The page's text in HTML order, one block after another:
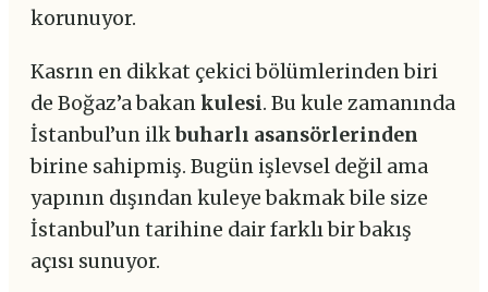
korunuyor.
Kasrın en dikkat çekici bölümlerinden biri
de Boğaz’a bakankulesi. Bu kule zamanında
İstanbul’un ilkbuharlı asansörlerinden
birine sahipmiş. Bugün işlevsel değil ama
yapının dışından kuleye bakmak bile size
İstanbul’un tarihine dair farklı bir bakış
açısı sunuyor.